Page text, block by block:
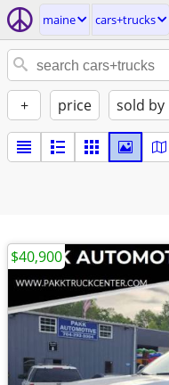
maine cars+trucks
+ price sold by
$40,900